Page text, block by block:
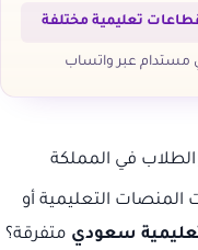
تعليمية مختلفة
مستدام عبر واتساب
في المملكة
المنصات التعليمية أو
سعودي متفرقة؟